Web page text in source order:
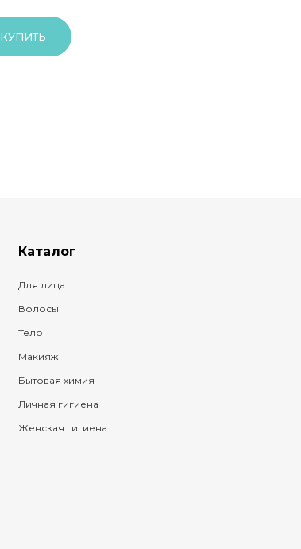
КУПИТЬ
Каталог
Для лица
Волосы
Тело
Макияж
Бытовая химия
Личная гигиена
Женская гигиена